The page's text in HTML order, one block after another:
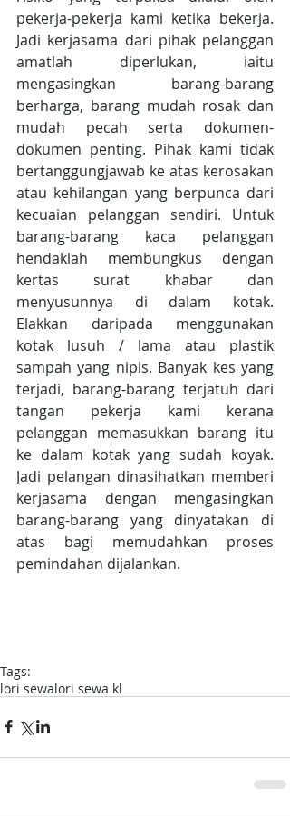
pekerja-pekerja kami ketika bekerja.
Jadi kerjasama dari pihak pelanggan
amatlah diperlukan, iaitu
mengasingkan barang-barang
berharga, barang mudah rosak dan
mudah pecah serta dokumen-
dokumen penting. Pihak kami tidak
bertanggungjawab ke atas kerosakan
atau kehilangan yang berpunca dari
kecuaian pelanggan sendiri. Untuk
barang-barang kaca pelanggan
hendaklah membungkus dengan
kertas surat khabar dan
menyusunnya di dalam kotak.
Elakkan daripada menggunakan
kotak lusuh / lama atau plastik
sampah yang nipis. Banyak kes yang
terjadi, barang-barang terjatuh dari
tangan pekerja kami kerana
pelanggan memasukkan barang itu
ke dalam kotak yang sudah koyak.
Jadi pelangan dinasihatkan memberi
kerjasama dengan mengasingkan
barang-barang yang dinyatakan di
atas bagi memudahkan proses
pemindahan dijalankan.
Tags:
lori sewalori sewa kl